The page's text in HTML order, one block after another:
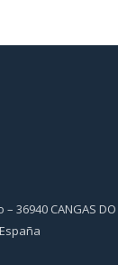
36940 CANGAS DO